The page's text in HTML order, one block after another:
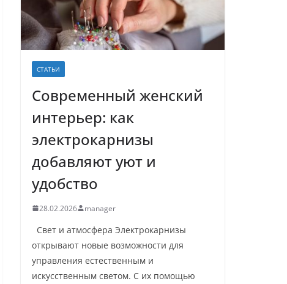
СТАТЬИ
Современный женский
интерьер: как
электрокарнизы
добавляют уют и
удобство
28.02.2026 manager
Свет и атмосфера Электрокарнизы
открывают новые возможности для
управления естественным и
искусственным светом. С их помощью